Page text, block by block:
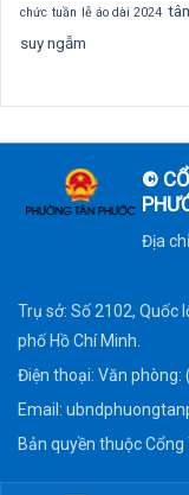
chức tuần lễ áo dài 2024
suy ngẫm
©
Địa
Trụ sở: Số 2102, Quốc
phố Hồ Chí Minh.
Điện thoại: Văn phòng:
Email:
Bản quyền thuộc